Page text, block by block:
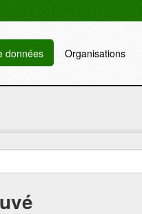
données Organisations